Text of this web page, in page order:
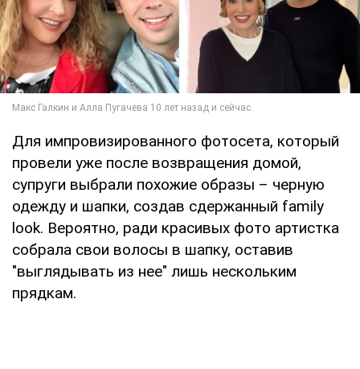
Для импровизированного фотосета, который
провели уже после возвращения домой,
супруги выбрали похожие образы – черную
одежду и шапки, создав сдержанный family
look. Вероятно, ради красивых фото артистка
собрала свои волосы в шапку, оставив
"выглядывать из нее" лишь нескольким
прядкам.